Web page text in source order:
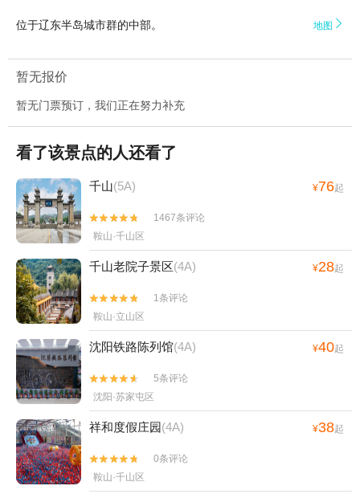
位于辽东半岛城市群的中部。 地图 
暂无报价
暂无门票预订，我们正在努力补充
看了该景点的人还看了
千山(5A) ¥76起


1467条评论
鞍山·千山区
千山老院子景区(4A) ¥28起


1条评论
鞍山·立山区
沈阳铁路陈列馆(4A) ¥40起


5条评论
沈阳·苏家屯区
祥和度假庄园(4A) ¥38起


0条评论
鞍山·千山区